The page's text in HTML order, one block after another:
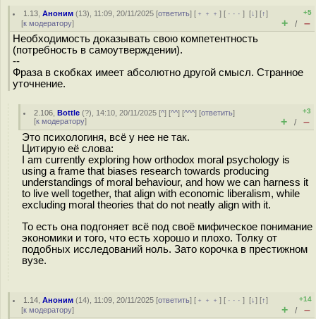
1.13 ,Аноним (13), 11:09, 20/11/2025 [ответить] [ ﹢﹢﹢] [ · · ·][↓] [↑]
[к модератору]
+5
+ / –
Необходимость доказывать свою компетентность
(потребность в самоутверждении).
--
Фраза в скобках имеет абсолютно другой смысл. Странное
уточнение.
2.106 ,Bottle (?), 14:10, 20/11/2025 [^] [^^] [^^^] [ответить]
[к модератору]
+3
+ / –
Это психологиня, всё у нее не так.
Цитирую её слова:
I am currently exploring how orthodox moral psychology is
using a frame that biases research towards producing
understandings of moral behaviour, and how we can harness it
to live well together, that align with economic liberalism, while
excluding moral theories that do not neatly align with it.
То есть она подгоняет всё под своё мифическое понимание
экономики и того, что есть хорошо и плохо. Толку от
подобных исследований ноль. Зато корочка в престижном
вузе.
1.14 ,Аноним (14), 11:09, 20/11/2025 [ответить] [ ﹢﹢﹢] [ · · ·][↓] [↑]
[к модератору]
+14
+ / –